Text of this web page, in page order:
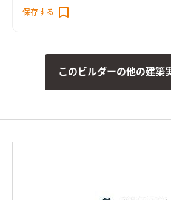
トイレなど住む人にやさしいオールシー
熱オール電化住宅（ＦＰの家）です。
保存する
このビルダーの他の建築